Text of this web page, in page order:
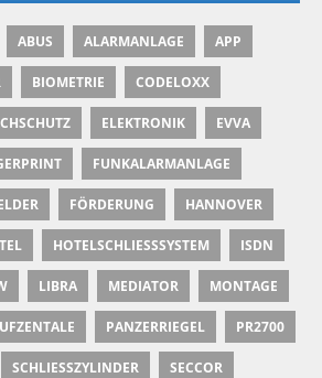
ABUS ALARMANLAGE APP
BIOMETRIE CODELOXX
ELEKTRONIK EVVA
FUNKALARMANLAGE
FÖRDERUNG HANNOVER
HOTELSCHLIESSSYSTEM ISDN
LIBRA MEDIATOR MONTAGE
PANZERRIEGEL PR2700
SCHLIESSZYLINDER SECCOR